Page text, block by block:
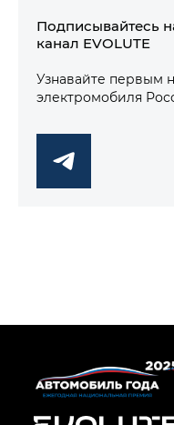
Подписывайтесь
канал EVOLUTE
Узнавайте первым
электромобиля